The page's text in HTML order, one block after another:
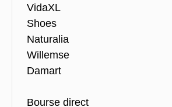
VidaXL
Shoes
Naturalia
Willemse
Damart
Bourse direct